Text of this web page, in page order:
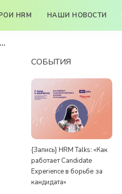
HRM НАШИ НОВОСТИ
СОБЫТИЯ
{Запись} HRM Talks: «Как
работает Candidate
Experience в борьбе за
кандидата»